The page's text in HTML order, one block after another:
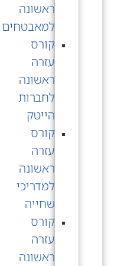
ראשונה
למאבטחים
קורס
עזרה
ראשונה
לחברות
הייטק
קורס
עזרה
ראשונה
למדריכי
שחייה
קורס
עזרה
ראשונה